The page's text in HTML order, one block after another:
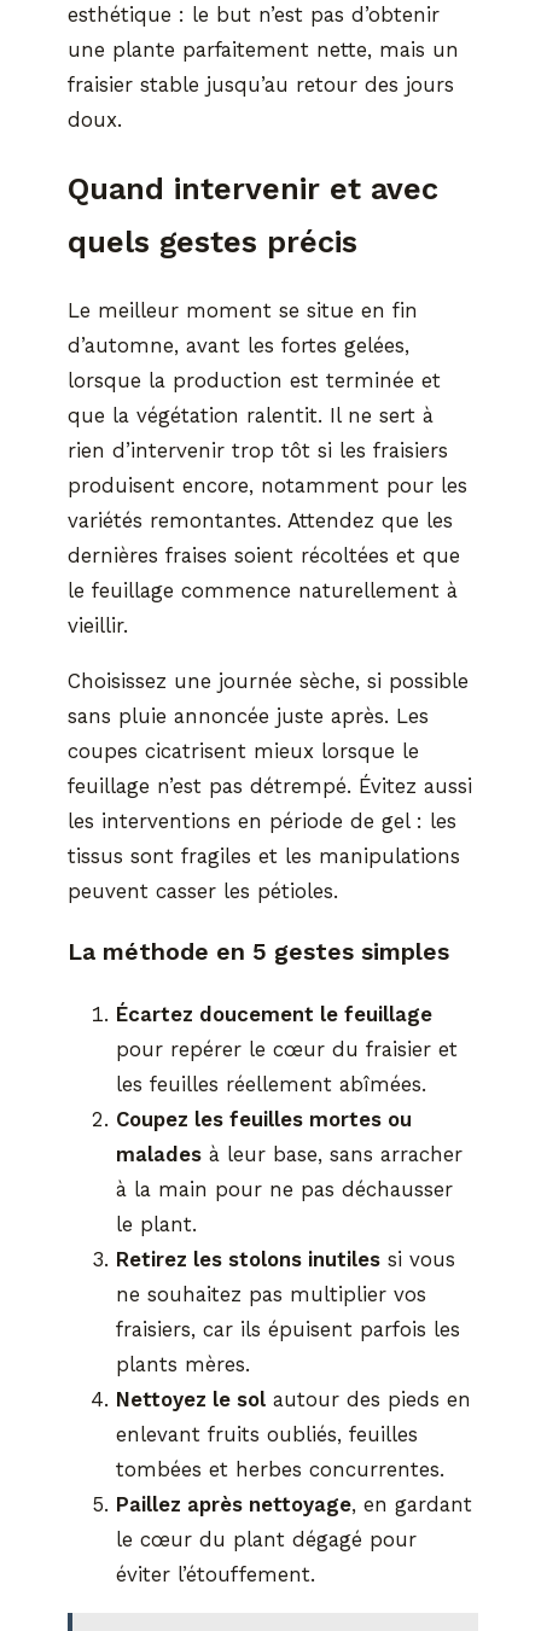
esthétique : le but n’est pas d’obtenir
une plante parfaitement nette, mais un
fraisier stable jusqu’au retour des jours
doux.
Quand intervenir et avec
quels gestes précis
Le meilleur moment se situe en fin
d’automne, avant les fortes gelées,
lorsque la production est terminée et
que la végétation ralentit. Il ne sert à
rien d’intervenir trop tôt si les fraisiers
produisent encore, notamment pour les
variétés remontantes. Attendez que les
dernières fraises soient récoltées et que
le feuillage commence naturellement à
vieillir.
Choisissez une journée sèche, si possible
sans pluie annoncée juste après. Les
coupes cicatrisent mieux lorsque le
feuillage n’est pas détrempé. Évitez aussi
les interventions en période de gel : les
tissus sont fragiles et les manipulations
peuvent casser les pétioles.
La méthode en 5 gestes simples
Écartez doucement le feuillage
pour repérer le cœur du fraisier et
les feuilles réellement abîmées.
Coupez les feuilles mortes ou
malades à leur base, sans arracher
à la main pour ne pas déchausser
le plant.
Retirez les stolons inutiles si vous
ne souhaitez pas multiplier vos
fraisiers, car ils épuisent parfois les
plants mères.
Nettoyez le sol autour des pieds en
enlevant fruits oubliés, feuilles
tombées et herbes concurrentes.
Paillez après nettoyage, en gardant
le cœur du plant dégagé pour
éviter l’étouffement.